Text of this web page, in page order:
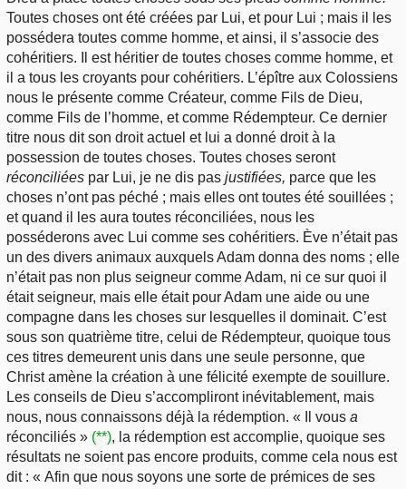
Toutes choses ont été créées par Lui, et pour Lui ; mais il les
possédera toutes comme homme, et ainsi, il s’associe des
cohéritiers. Il est héritier de toutes choses comme homme, et
il a tous les croyants pour cohéritiers. L’épître aux Colossiens
nous le présente comme Créateur, comme Fils de Dieu,
comme Fils de l’homme, et comme Rédempteur. Ce dernier
titre nous dit son droit actuel et lui a donné droit à la
possession de toutes choses. Toutes choses seront
réconciliées par Lui, je ne dis pas justifiées, parce que les
choses n’ont pas péché ; mais elles ont toutes été souillées ;
et quand il les aura toutes réconciliées, nous les
posséderons avec Lui comme ses cohéritiers. Ève n’était pas
un des divers animaux auxquels Adam donna des noms ; elle
n’était pas non plus seigneur comme Adam, ni ce sur quoi il
était seigneur, mais elle était pour Adam une aide ou une
compagne dans les choses sur lesquelles il dominait. C’est
sous son quatrième titre, celui de Rédempteur, quoique tous
ces titres demeurent unis dans une seule personne, que
Christ amène la création à une félicité exempte de souillure.
Les conseils de Dieu s’accompliront inévitablement, mais
nous, nous connaissons déjà la rédemption. « Il vous a
réconciliés » (**), la rédemption est accomplie, quoique ses
résultats ne soient pas encore produits, comme cela nous est
dit : « Afin que nous soyons une sorte de prémices de ses